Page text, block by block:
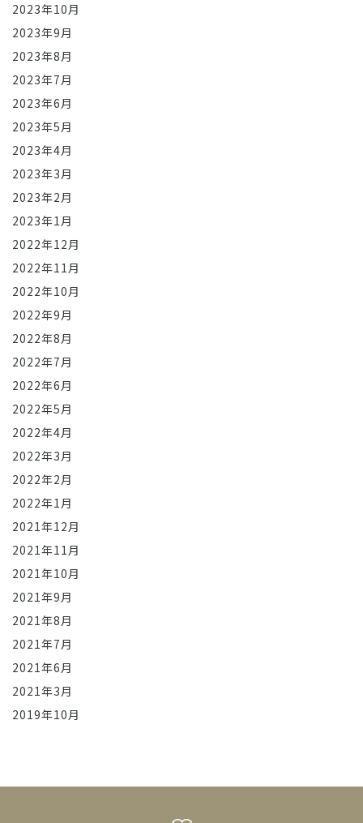
2023年10月
2023年9月
2023年8月
2023年7月
2023年6月
2023年5月
2023年4月
2023年3月
2023年2月
2023年1月
2022年12月
2022年11月
2022年10月
2022年9月
2022年8月
2022年7月
2022年6月
2022年5月
2022年4月
2022年3月
2022年2月
2022年1月
2021年12月
2021年11月
2021年10月
2021年9月
2021年8月
2021年7月
2021年6月
2021年3月
2019年10月